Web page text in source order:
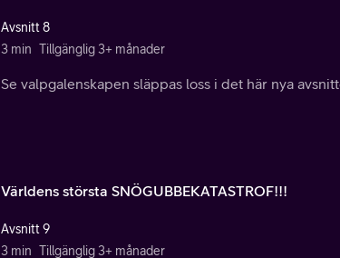
Avsnitt 8
3 min Tillgänglig 3+ månader
Se valpgalenskapen släppas loss i det här nya
Världens största SNÖGUBBEKATASTROF!!!
Avsnitt 9
3 min Tillgänglig 3+ månader